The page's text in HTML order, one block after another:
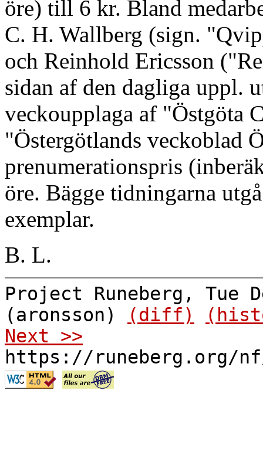
öre) till 6 kr. Bland
C. H. Wallberg (sign.
och Reinhold Ericsson
sidan af den dagliga uppl.
veckoupplaga af "Östgöta
"Östergötlands veckoblad
prenumerationspris
öre. Bägge tidningarna
exemplar.
B. L.
Project Runeberg, Tue
(aronsson)
(diff)
Next >>
https://runeberg.org/